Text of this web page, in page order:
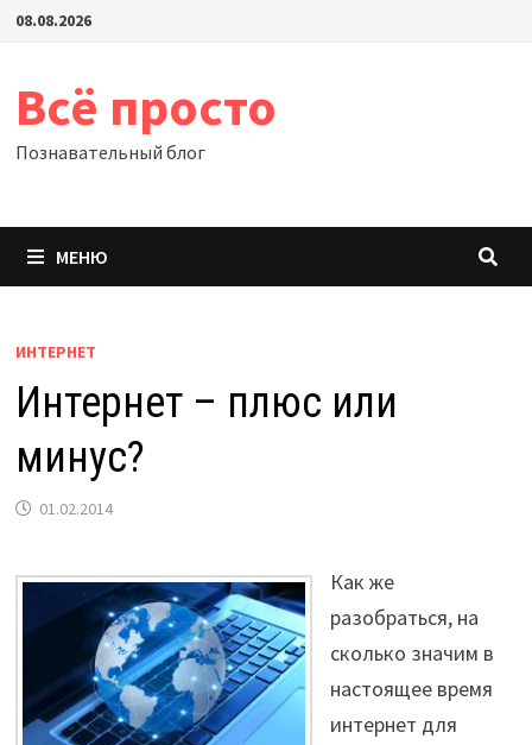
Перейти
08.08.2026
Всё просто
Познавательный блог
МЕНЮ
ИНТЕРНЕТ
Интернет – плюс или
минус?
01.02.2014
Как же
разобраться, на
сколько значим в
настоящее время
интернет для